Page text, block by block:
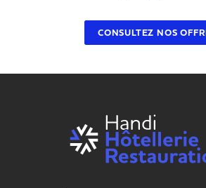
CONSULTEZ NOS